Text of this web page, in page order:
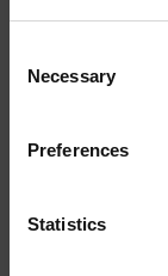
Selection
Necessary
Preferences
Statistics
persone; i
Italia la
guida che
Perché, non
Resta